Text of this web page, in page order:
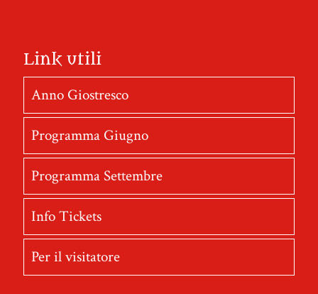
Link utili
Anno Giostresco
Programma Giugno
Programma Settembre
Info Tickets
Per il visitatore